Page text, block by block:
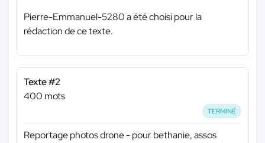
Pierre-Emmanuel-5280 a été choisi pour la
rédaction de ce texte.
Texte #2
400 mots
TERMINÉ
Reportage photos drone - pour bethanie, assos